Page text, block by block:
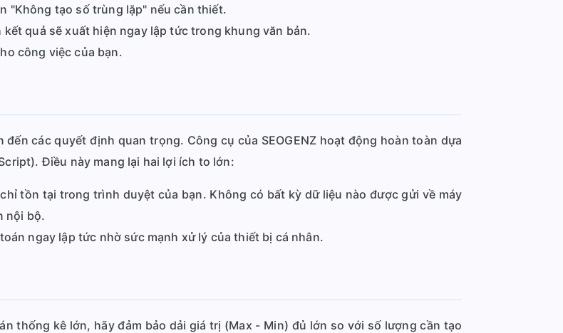
"Không tạo số trùng lặp" nếu cần thiết.
quả sẽ xuất hiện ngay lập tức trong khung văn bản.
công việc của bạn.
các quyết định quan trọng. Công cụ của SEOGENZ hoạt động hoàn toàn dựa
Điều này mang lại hai lợi ích to lớn:
tồn tại trong trình duyệt của bạn. Không có bất kỳ dữ liệu nào được gửi về máy
nội bộ.
ngay lập tức nhờ sức mạnh xử lý của thiết bị cá nhân.
thống kê lớn, hãy đảm bảo dải giá trị (Max - Min) đủ lớn so với số lượng cần tạo